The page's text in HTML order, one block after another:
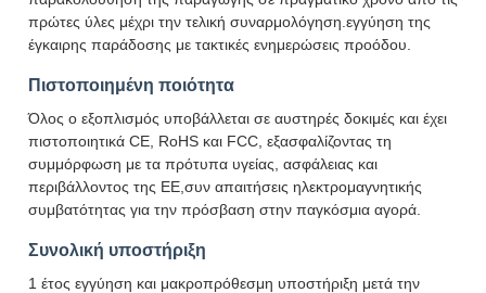
πρώτες ύλες μέχρι την τελική συναρμολόγηση.εγγύηση της
έγκαιρης παράδοσης με τακτικές ενημερώσεις προόδου.
Πιστοποιημένη ποιότητα
Όλος ο εξοπλισμός υποβάλλεται σε αυστηρές δοκιμές και έχει
πιστοποιητικά CE, RoHS και FCC, εξασφαλίζοντας τη
συμμόρφωση με τα πρότυπα υγείας, ασφάλειας και
περιβάλλοντος της ΕΕ,συν απαιτήσεις ηλεκτρομαγνητικής
συμβατότητας για την πρόσβαση στην παγκόσμια αγορά.
Συνολική υποστήριξη
1 έτος εγγύηση και μακροπρόθεσμη υποστήριξη μετά την